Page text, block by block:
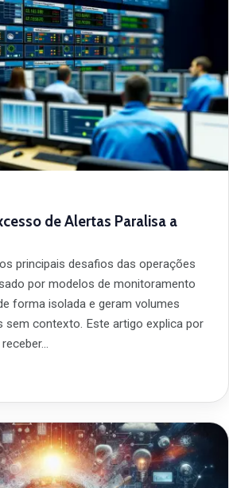
de Alertas Paralisa a
principais desafios das operações
por modelos de monitoramento
forma isolada e geram volumes
sem contexto. Este artigo explica por